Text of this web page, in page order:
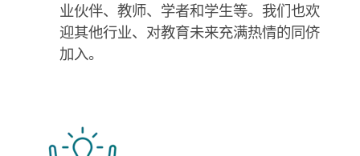
业伙伴、教师、学者和学生等。我们也欢
迎其他行业、对教育未来充满热情的同侪
加入。